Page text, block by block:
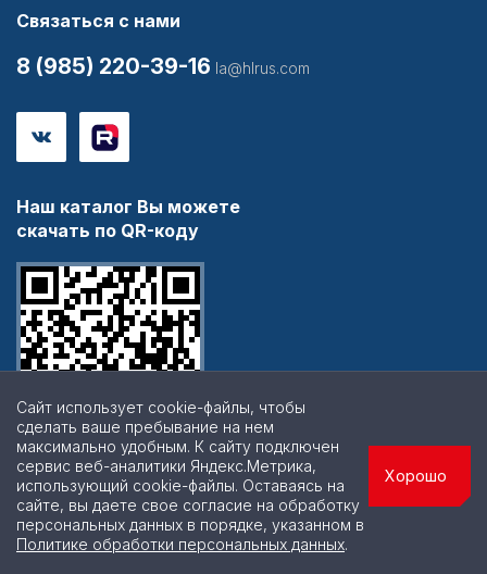
Связаться с нами
8 (985) 220-39-16 la@hlrus.com
Наш каталог Вы можете
скачать по QR-коду
© 2026 | Все права защищены
Сайт использует cookie-файлы, чтобы
сделать ваше пребывание на нем
максимально удобным. К cайту подключен
сервис веб-аналитики Яндекс.Метрика,
использующий cookie-файлы. Оставаясь на
сайте, вы даете свое согласие на обработку
персональных данных в порядке, указанном в
Политике обработки персональных данных.
Хорошо